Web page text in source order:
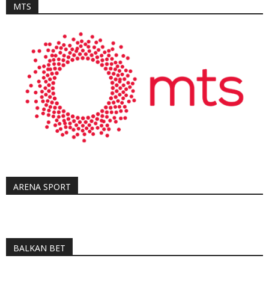
MTS
ARENA SPORT
BALKAN BET